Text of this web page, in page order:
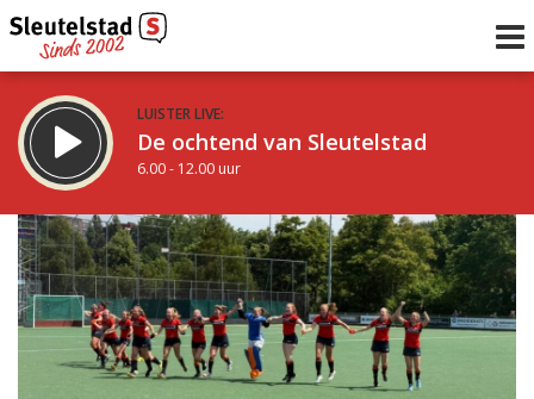
LUISTER LIVE:
De ochtend van Sleutelstad
6.00 - 12.00 uur
STRAKS:
De middag van Sleutelstad
12.00 - 19.00 uur
Vorig uur
uur 1 van 0 Volgend uur
Inklappen